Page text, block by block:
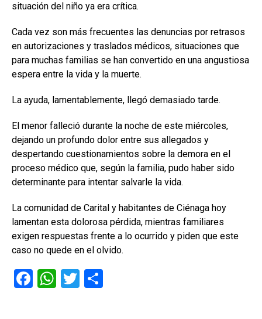
situación del niño ya era crítica.
Cada vez son más frecuentes las denuncias por retrasos
en autorizaciones y traslados médicos, situaciones que
para muchas familias se han convertido en una angustiosa
espera entre la vida y la muerte.
La ayuda, lamentablemente, llegó demasiado tarde.
El menor falleció durante la noche de este miércoles,
dejando un profundo dolor entre sus allegados y
despertando cuestionamientos sobre la demora en el
proceso médico que, según la familia, pudo haber sido
determinante para intentar salvarle la vida.
La comunidad de Carital y habitantes de Ciénaga hoy
lamentan esta dolorosa pérdida, mientras familiares
exigen respuestas frente a lo ocurrido y piden que este
caso no quede en el olvido.
F
W T